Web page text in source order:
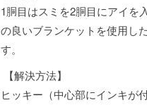
1胴目はスミを2胴目にアイを
の良いブランケットを使用し
す。
【解決方法】
ヒッキー（中心部にインキが